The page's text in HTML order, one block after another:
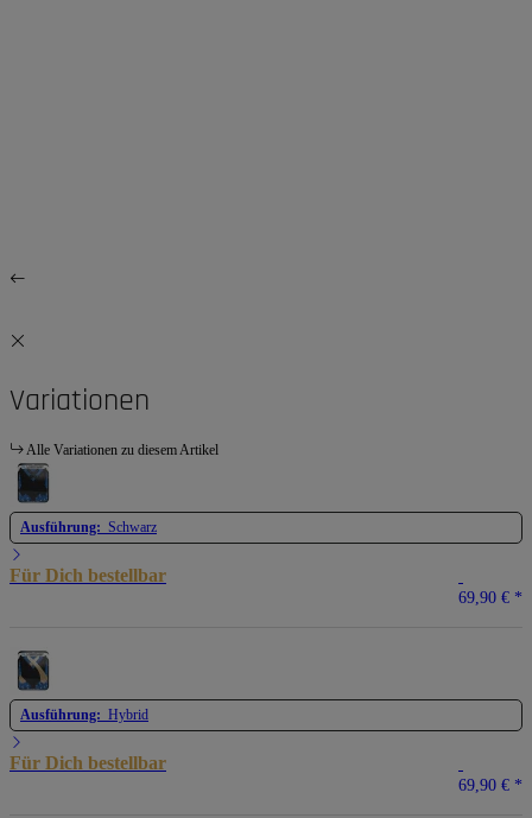
Variationen
Alle Variationen zu diesem Artikel
Ausführung: Schwarz
Für Dich bestellbar
69,90 € *
Ausführung: Hybrid
Für Dich bestellbar
69,90 € *